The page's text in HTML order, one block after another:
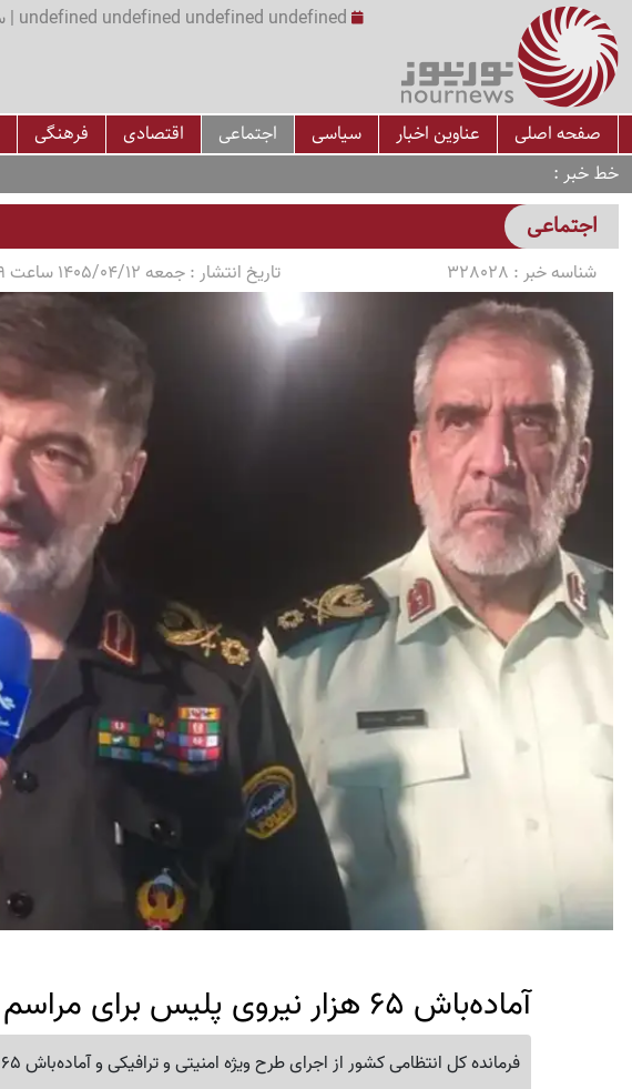
undefined undefined undefined undefined | ساعت undefined:undefined
صفحه اصلی عناوین اخبار سیاسی اجتماعی اقتصادی فرهنگی
خط خبر
اجتماعی
شناسه خبر : 328028 تاریخ انتشار :جمعه 1405/04/12 ساعت 10:59
آماده‌باش 65 هزار نیروی پلیس برای مراسم تشییع رهبر شهید